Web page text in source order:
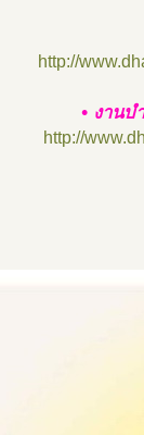
http://
• งาน
http://